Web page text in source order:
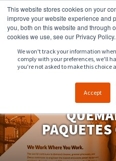
This website stores cookies on your
improve your website experience and
you, both on this website and through
cookies we use, see our Privacy Policy.
We won't track your information
comply with your preferences, we'll
you're not asked to make this choice
Accept